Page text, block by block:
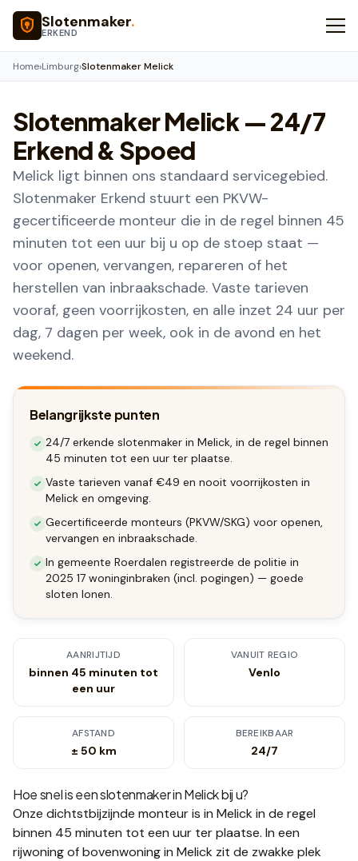
Naar hoofdinhoud
Slotenmaker.
ERKEND
Home›Limburg›Slotenmaker Melick
SlotenmakerMelick— 24/7
Erkend & Spoed
Melick ligt binnen ons standaard servicegebied.
Slotenmaker Erkend stuurt een PKVW-
gecertificeerde monteur die in de regel binnen 45
minuten tot een uur bij u op de stoep staat —
voor openen, vervangen, repareren of het
herstellen van inbraakschade. Vaste tarieven
vooraf, geen voorrijkosten, en alle inzet 24 uur per
dag, 7 dagen per week, ook in de avond en het
weekend.
Belangrijkste punten
24/7 erkende slotenmaker in Melick, in de regel binnen
45 minuten tot een uur ter plaatse.
Vaste tarieven vanaf €49 en nooit voorrijkosten in
Melick en omgeving.
Gecertificeerde monteurs (PKVW/SKG) voor openen,
vervangen en inbraakschade.
In gemeente Roerdalen registreerde de politie in
2025 17 woninginbraken (incl. pogingen) — goede
sloten lonen.
AANRIJTIJD
binnen 45 minuten tot
een uur
VANUIT REGIO
Venlo
AFSTAND
± 50 km
BEREIKBAAR
24/7
Hoe snel is een slotenmaker inMelickbij u?
Onze dichtstbijzijnde monteur is in Melick in de regel
binnen 45 minuten tot een uur ter plaatse. In een
rijwoning of bovenwoning in Melick zit de zwakke plek